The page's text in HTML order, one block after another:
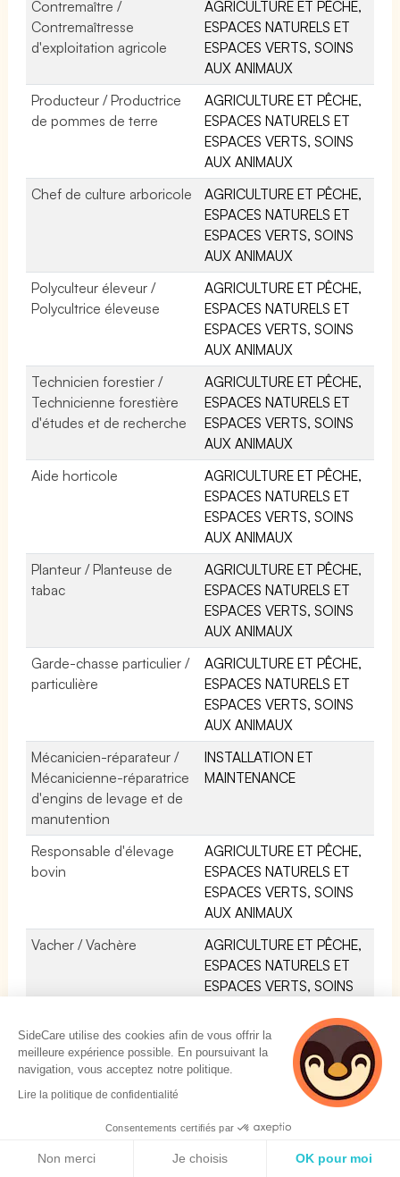
Contremaître /
Contremaîtresse
d'exploitation agricole
AGRICULTURE ET PÊCHE,
ESPACES NATURELS ET
ESPACES VERTS, SOINS
AUX ANIMAUX
Producteur / Productrice
de pommes de terre
AGRICULTURE ET PÊCHE,
ESPACES NATURELS ET
ESPACES VERTS, SOINS
AUX ANIMAUX
Chef de culture arboricole
AGRICULTURE ET PÊCHE,
ESPACES NATURELS ET
ESPACES VERTS, SOINS
AUX ANIMAUX
Polyculteur éleveur /
Polycultrice éleveuse
AGRICULTURE ET PÊCHE,
ESPACES NATURELS ET
ESPACES VERTS, SOINS
AUX ANIMAUX
Technicien forestier /
Technicienne forestière
d'études et de recherche
AGRICULTURE ET PÊCHE,
ESPACES NATURELS ET
ESPACES VERTS, SOINS
AUX ANIMAUX
Aide horticole
AGRICULTURE ET PÊCHE,
ESPACES NATURELS ET
ESPACES VERTS, SOINS
AUX ANIMAUX
Planteur / Planteuse de
tabac
AGRICULTURE ET PÊCHE,
ESPACES NATURELS ET
ESPACES VERTS, SOINS
AUX ANIMAUX
Garde-chasse particulier /
particulière
AGRICULTURE ET PÊCHE,
ESPACES NATURELS ET
ESPACES VERTS, SOINS
AUX ANIMAUX
Mécanicien-réparateur /
Mécanicienne-réparatrice
d'engins de levage et de
manutention
INSTALLATION ET
MAINTENANCE
Responsable d'élevage
bovin
AGRICULTURE ET PÊCHE,
ESPACES NATURELS ET
ESPACES VERTS, SOINS
AUX ANIMAUX
Vacher / Vachère
AGRICULTURE ET PÊCHE,
ESPACES NATURELS ET
ESPACES VERTS, SOINS
Manadier / Manadière
AGRICULTURE ET PÊCHE,
ESPACES NATURELS ET
ESPACES VERTS, SOINS
Eleveur-sélectionneur /
Eleveuse-sélectionneuse
AGRICULTURE ET PÊCHE,
ESPACES NATURELS ET
SideCare utilise des cookies afin de vous offrir la
meilleure expérience possible. En poursuivant la
navigation, vous acceptez notre politique.
Lire la politique de confidentialité
Consentements certifiés par
Non merci Je choisis OK pour moi